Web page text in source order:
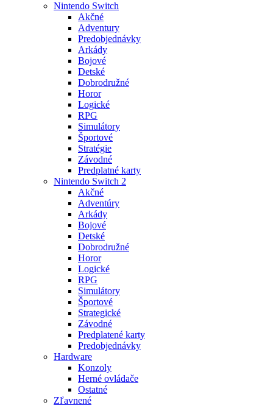
Nintendo Switch
Akčné
Adventury
Predobjednávky
Arkády
Bojové
Detské
Dobrodružné
Horor
Logické
RPG
Simulátory
Športové
Stratégie
Závodné
Predplatné karty
Nintendo Switch 2
Akčné
Adventúry
Arkády
Bojové
Detské
Dobrodružné
Horor
Logické
RPG
Simulátory
Športové
Strategické
Závodné
Predplatené karty
Predobjednávky
Hardware
Konzoly
Herné ovládače
Ostatné
Zľavnené